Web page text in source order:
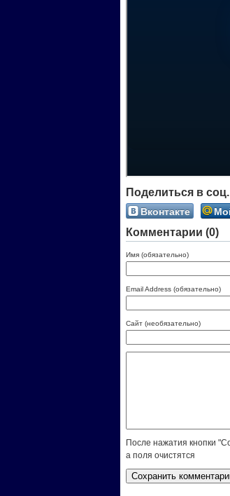
Поделиться в
Вконтакте
Комментарии (0)
Имя (обязательно)
Email Address (обязательно)
Сайт (необязательно)
После нажатия кнопки
а поля очистятся